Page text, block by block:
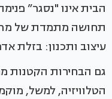
הבית אינו "נסגר”
תחושה מתמדת של
עיצוב ותכנון: בזלת
גם הבחירות הקטנות
הטלוויזיה, למשל,